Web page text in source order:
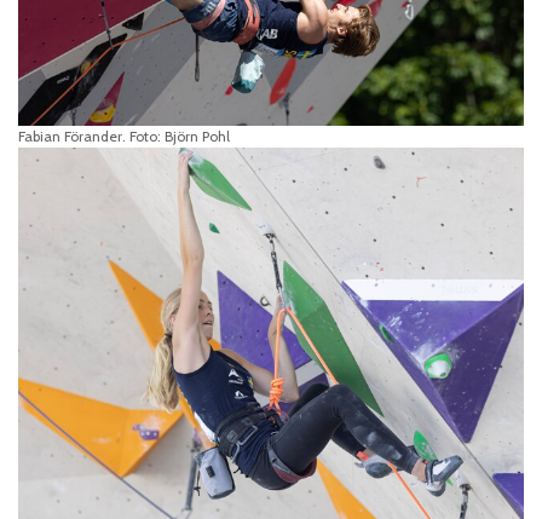
Fabian Förander. Foto: Björn Pohl